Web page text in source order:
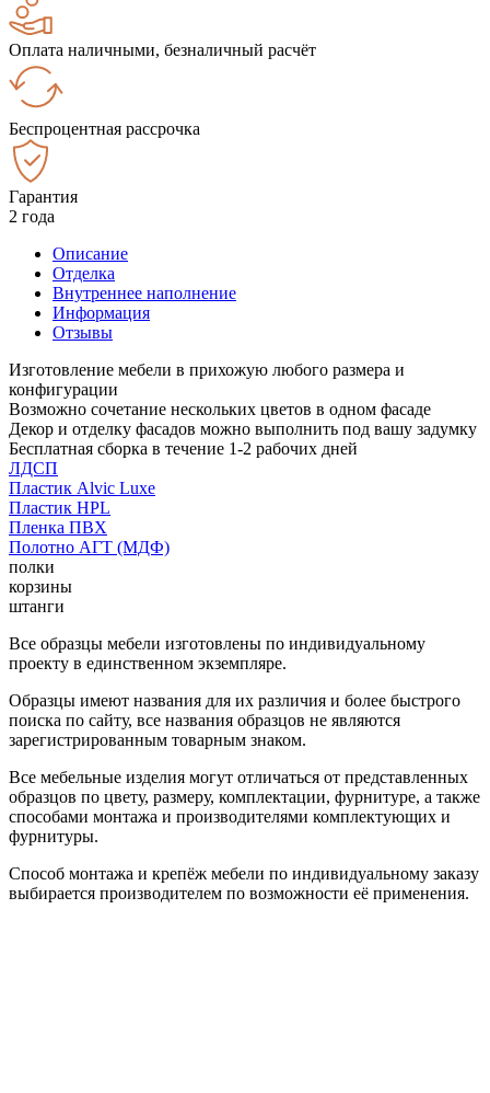
Оплата наличными, безналичный расчёт
Беспроцентная рассрочка
Гарантия
2 года
Описание
Отделка
Внутреннее наполнение
Информация
Отзывы
Изготовление мебели в прихожую любого размера и
конфигурации
Возможно сочетание нескольких цветов в одном фасаде
Декор и отделку фасадов можно выполнить под вашу задумку
Бесплатная сборка в течение 1-2 рабочих дней
ЛДСП
Пластик Alvic Luxe
Пластик HPL
Пленка ПВХ
Полотно АГТ (МДФ)
полки
корзины
штанги
Все образцы мебели изготовлены по индивидуальному
проекту в единственном экземпляре.
Образцы имеют названия для их различия и более быстрого
поиска по сайту, все названия образцов не являются
зарегистрированным товарным знаком.
Все мебельные изделия могут отличаться от представленных
образцов по цвету, размеру, комплектации, фурнитуре, а также
способами монтажа и производителями комплектующих и
фурнитуры.
Способ монтажа и крепёж мебели по индивидуальному заказу
выбирается производителем по возможности её применения.